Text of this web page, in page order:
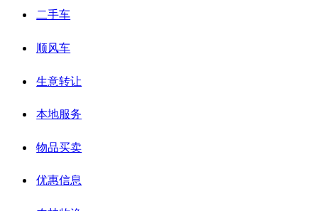
二手车
顺风车
生意转让
本地服务
物品买卖
优惠信息